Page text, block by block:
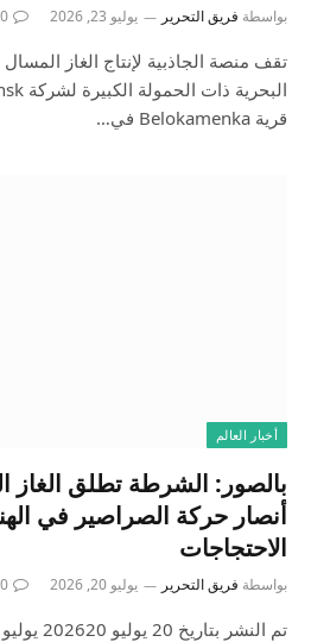
بواسطة فريق التحرير يوليو 23, 2026 0
تقف منصة الجاذبية لإنتاج الغاز
قرية Belokamenka في…
أخبار العالم
بالصور: الشرطة تطلق الغاز
أنصار حركة الصراصير في
الاحتجاجات
بواسطة فريق التحرير يوليو 20, 2026 0